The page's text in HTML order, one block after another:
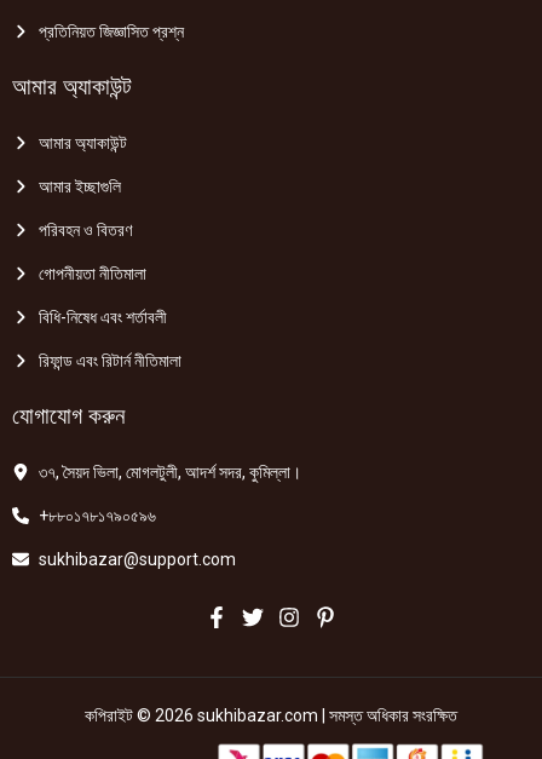
প্রতিনিয়ত জিজ্ঞাসিত প্রশ্ন
আমার অ্যাকাউন্ট
আমার অ্যাকাউন্ট
আমার ইচ্ছাগুলি
পরিবহন ও বিতরণ
গোপনীয়তা নীতিমালা
বিধি-নিষেধ এবং শর্তাবলী
রিফান্ড এবং রিটার্ন নীতিমালা
যোগাযোগ করুন
৩৭, সৈয়দ ভিলা, মোগলটুলী, আদর্শ সদর, কুমিল্লা।
+৮৮০১৭৮১৭৯০৫৯৬
sukhibazar@support.com
কপিরাইট © 2026 sukhibazar.com | সমস্ত অধিকার সংরক্ষিত